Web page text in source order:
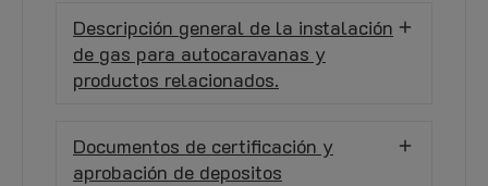
Descripción general de la instalación
de gas para autocaravanas y
productos relacionados.
Documentos de certificación y
aprobación de depositos